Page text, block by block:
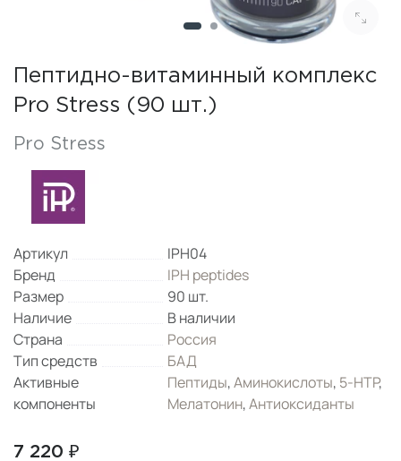
Пептидно-витаминный комплекс
Pro Stress (90 шт.)
Pro Stress
Артикул
IPH04
Бренд
IPH peptides
Размер
90 шт.
Наличие
В наличии
Страна
Россия
Тип средств
БАД
Активные
компоненты
Пептиды,Аминокислоты, 5-HTP,
Мелатонин,Антиоксиданты
7 220 ₽